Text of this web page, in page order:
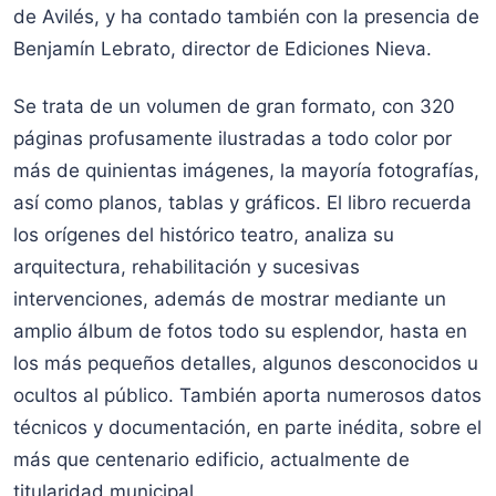
de Avilés, y ha contado también con la presencia de
Benjamín Lebrato, director de Ediciones Nieva.
Se trata de un volumen de gran formato, con 320
páginas profusamente ilustradas a todo color por
más de quinientas imágenes, la mayoría fotografías,
así como planos, tablas y gráficos. El libro recuerda
los orígenes del histórico teatro, analiza su
arquitectura, rehabilitación y sucesivas
intervenciones, además de mostrar mediante un
amplio álbum de fotos todo su esplendor, hasta en
los más pequeños detalles, algunos desconocidos u
ocultos al público. También aporta numerosos datos
técnicos y documentación, en parte inédita, sobre el
más que centenario edificio, actualmente de
titularidad municipal.